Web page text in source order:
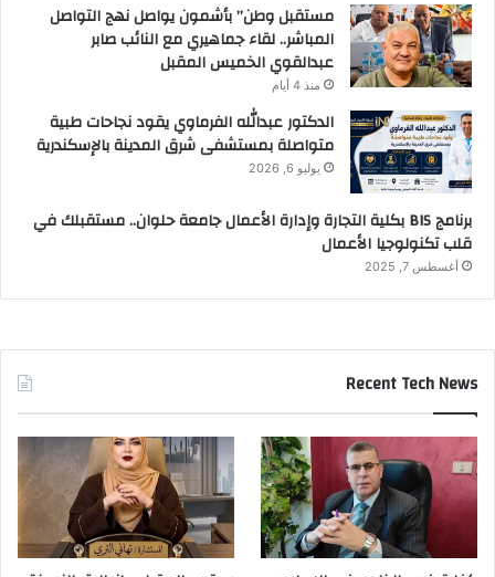
مستقبل وطن” بأشمون يواصل نهج التواصل
المباشر.. لقاء جماهيري مع النائب صابر
عبدالقوي الخميس المقبل
منذ 4 أيام
الدكتور عبدالله الفرماوي يقود نجاحات طبية
متواصلة بمستشفى شرق المدينة بالإسكندرية
يوليو 6, 2026
برنامج BIS بكلية التجارة وإدارة الأعمال جامعة حلوان.. مستقبلك في
قلب تكنولوجيا الأعمال
أغسطس 7, 2025
Recent Tech News